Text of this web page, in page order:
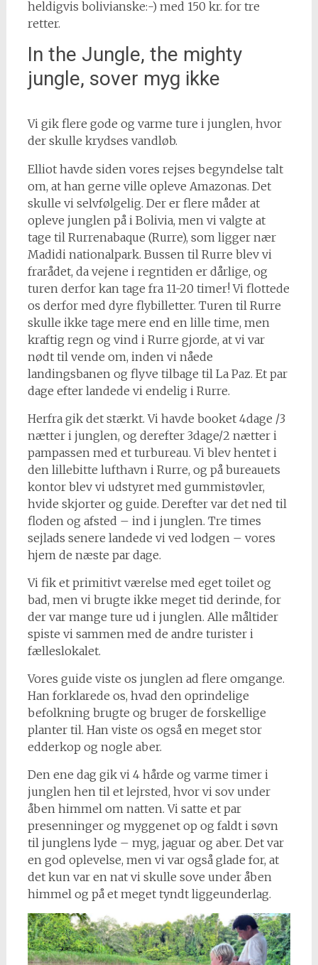
heldigvis bolivianske:-) med 150 kr. for tre
retter.
In the Jungle, the mighty
jungle, sover myg ikke
Vi gik flere gode og varme ture i junglen, hvor
der skulle krydses vandløb.
Elliot havde siden vores rejses begyndelse talt
om, at han gerne ville opleve Amazonas. Det
skulle vi selvfølgelig. Der er flere måder at
opleve junglen på i Bolivia, men vi valgte at
tage til Rurrenabaque (Rurre), som ligger nær
Madidi nationalpark. Bussen til Rurre blev vi
frarådet, da vejene i regntiden er dårlige, og
turen derfor kan tage fra 11-20 timer! Vi flottede
os derfor med dyre flybilletter. Turen til Rurre
skulle ikke tage mere end en lille time, men
kraftig regn og vind i Rurre gjorde, at vi var
nødt til vende om, inden vi nåede
landingsbanen og flyve tilbage til La Paz. Et par
dage efter landede vi endelig i Rurre.
Herfra gik det stærkt. Vi havde booket 4dage /3
nætter i junglen, og derefter 3dage/2 nætter i
pampassen med et turbureau. Vi blev hentet i
den lillebitte lufthavn i Rurre, og på bureauets
kontor blev vi udstyret med gummistøvler,
hvide skjorter og guide. Derefter var det ned til
floden og afsted – ind i junglen. Tre times
sejlads senere landede vi ved lodgen – vores
hjem de næste par dage.
Vi fik et primitivt værelse med eget toilet og
bad, men vi brugte ikke meget tid derinde, for
der var mange ture ud i junglen. Alle måltider
spiste vi sammen med de andre turister i
fælleslokalet.
Vores guide viste os junglen ad flere omgange.
Han forklarede os, hvad den oprindelige
befolkning brugte og bruger de forskellige
planter til. Han viste os også en meget stor
edderkop og nogle aber.
Den ene dag gik vi 4 hårde og varme timer i
junglen hen til et lejrsted, hvor vi sov under
åben himmel om natten. Vi satte et par
presenninger og myggenet op og faldt i søvn
til junglens lyde – myg, jaguar og aber. Det var
en god oplevelse, men vi var også glade for, at
det kun var en nat vi skulle sove under åben
himmel og på et meget tyndt liggeunderlag.